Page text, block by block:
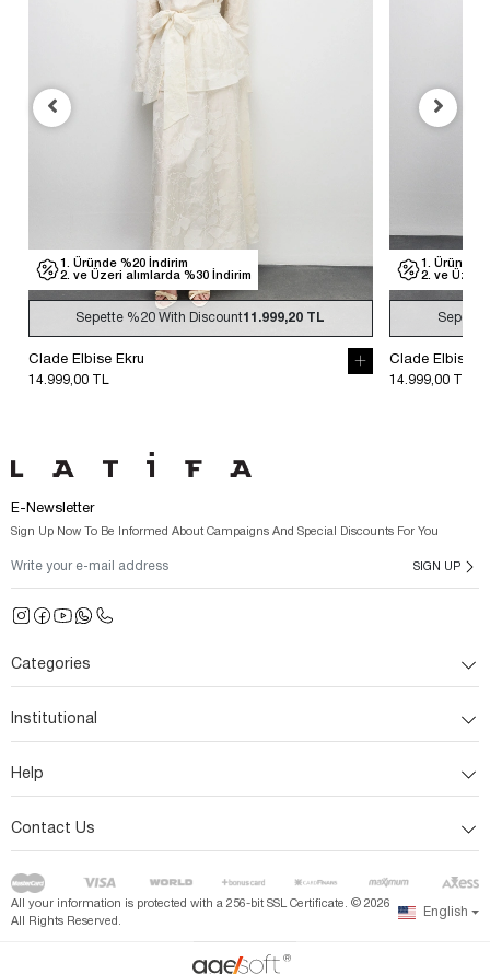
1. Üründe %20 İndirim
2. ve Üzeri alımlarda %30 İndirim
Sepette %20With Discount11.999,20 TL
Clade Elbise Ekru
14.999,00 TL
1. Üründe
2. ve Üzeri
Sepette
Clade Elbise
14.999,00 TL
E-Newsletter
Sign Up Now To Be Informed About Campaigns And Special Discounts For You
SIGN UP
Categories
Institutional
Help
Contact Us
All your information is protected with a 256-bit SSL Certificate. © 2026
All Rights Reserved.
English